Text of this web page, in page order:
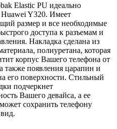
Elastic PU идеально
Huawei Y320. Имеет
размер и все необходимые
доступа к разъемам и
Накладка сделана из
полиуретана, которая
корпус Вашего телефона от
также появления царапин и
его поверхности. Стильный
подчеркнет
Вашего девайса, а ее
сохранить телефону